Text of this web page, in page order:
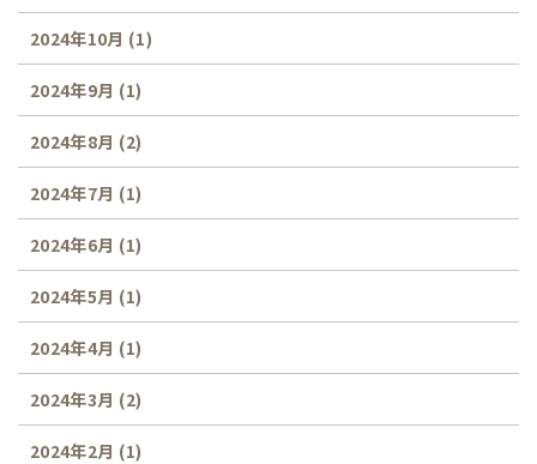
2024年10月 (1)
2024年9月 (1)
2024年8月 (2)
2024年7月 (1)
2024年6月 (1)
2024年5月 (1)
2024年4月 (1)
2024年3月 (2)
2024年2月 (1)